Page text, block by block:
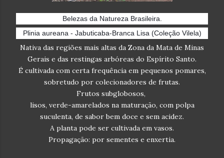
Belezas da Natureza Brasileira.
Plinia aureana - Jabuticaba-Branca Lisa (Coleção Vilela)
Nativa das regiões mais altas da Zona da Mata de Minas
Gerais e das restingas arbóreas do Espírito Santo.
É cultivada com certa frequência em pequenos pomares,
sobretudo por colecionadores de frutas.
Frutos subglobosos,
lisos, verde-amarelados na maturação, com polpa
suculenta, de sabor bem doce e sem acidez.
A planta pode ser cultivada em vasos.
Propagação: por sementes e enxertia.